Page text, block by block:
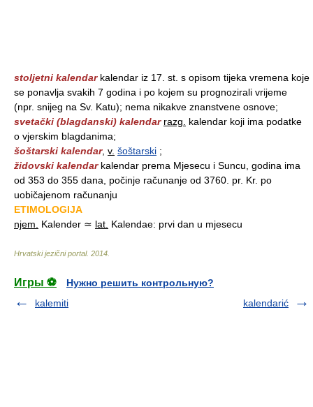
stoljetni kalendarkalendar iz 17. st. s opisom tijeka vremena koje
se ponavlja svakih 7 godina i po kojem su prognozirali vrijeme
(npr. snijeg na Sv. Katu); nema nikakve znanstvene osnove;
svetački (blagdanski) kalendar razg.
kalendar koji ima podatke
o vjerskim blagdanima;
šoštarski kalendar, v. šoštarski ;
židovski kalendarkalendar prema Mjesecu i Suncu, godina ima
od 353 do 355 dana, počinje računanje od 3760. pr. Kr. po
uobičajenom računanju
ETIMOLOGIJA
njem.
Kalender ≃ lat. Kalendae: prvi dan u mjesecu
Hrvatski jezični portal. 2014
Игры ⚽
Нужно решить контрольную?
kalemiti
kalendarić